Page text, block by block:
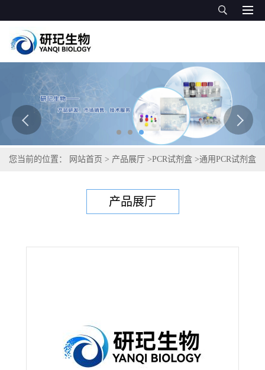
您当前的位置： 网站首页 > 产品展厅 >PCR试剂盒 >通用PCR试剂盒
产品展厅